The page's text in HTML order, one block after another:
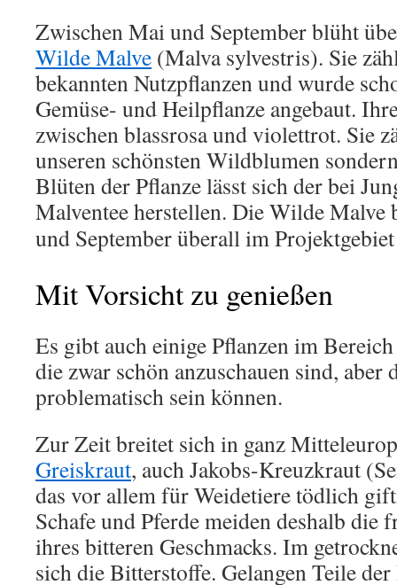
Zwischen Mai und September blüht
Wilde Malve (Malva sylvestris). Sie
bekannten Nutzpflanzen und wurde
Gemüse- und Heilpflanze angebaut.
zwischen blassrosa und violettrot. Sie
unseren schönsten Wildblumen
Blüten der Pflanze lässt sich der bei
Malventee herstellen. Die Wilde Malve
und September überall im
Mit Vorsicht zu genießen
Es gibt auch einige Pflanzen im
die zwar schön anzuschauen sind, aber
problematisch sein können.
Zur Zeit breitet sich in ganz
Greiskraut, auch Jakobs-Kreuzkraut
das vor allem für Weidetiere tödlich
Schafe und Pferde meiden deshalb die
ihres bitteren Geschmacks. Im
sich die Bitterstoffe. Gelangen Teile